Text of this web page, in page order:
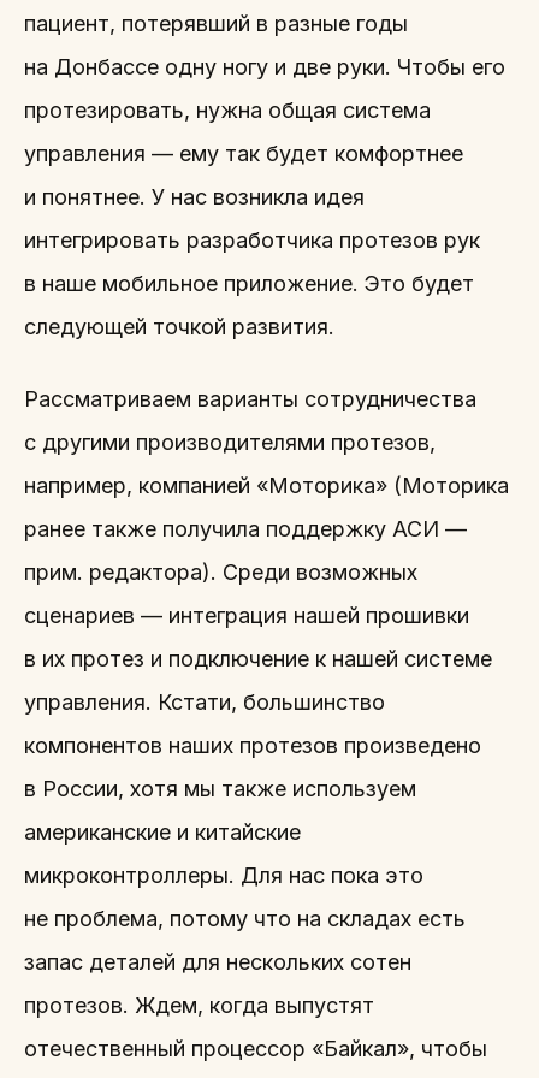
пациент, потерявший в разные годы
на Донбассе одну ногу и две руки. Чтобы его
протезировать, нужна общая система
управления — ему так будет комфортнее
и понятнее. У нас возникла идея
интегрировать разработчика протезов рук
в наше мобильное приложение. Это будет
следующей точкой развития.
Рассматриваем варианты сотрудничества
с другими производителями протезов,
например, компанией «Моторика» (Моторика
ранее также получила поддержку АСИ —
прим. редактора). Среди возможных
сценариев — интеграция нашей прошивки
в их протез и подключение к нашей системе
управления. Кстати, большинство
компонентов наших протезов произведено
в России, хотя мы также используем
американские и китайские
микроконтроллеры. Для нас пока это
не проблема, потому что на складах есть
запас деталей для нескольких сотен
протезов. Ждем, когда выпустят
отечественный процессор «Байкал», чтобы